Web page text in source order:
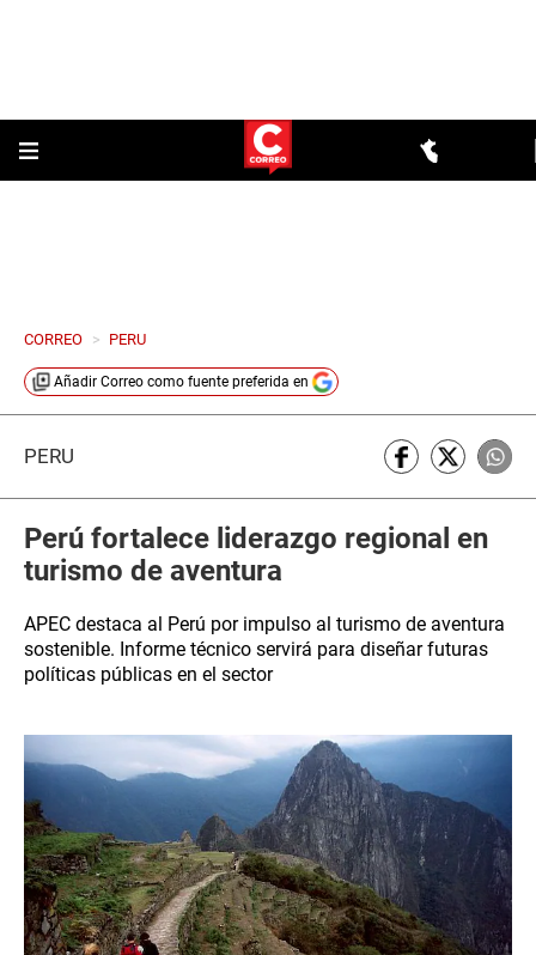
CORREO > PERU
Añadir Correo como fuente preferida en
PERÚ
Perú fortalece liderazgo regional en
turismo de aventura
APEC destaca al Perú por impulso al turismo de aventura
sostenible. Informe técnico servirá para diseñar futuras
políticas públicas en el sector